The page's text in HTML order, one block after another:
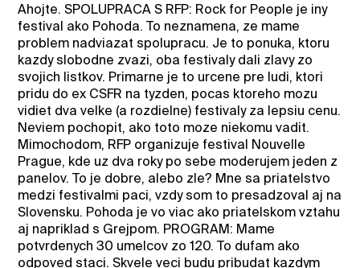
Ahojte. SPOLUPRACA S RFP: Rock for People je iny
festival ako Pohoda. To neznamena, ze mame
problem nadviazat spolupracu. Je to ponuka, ktoru
kazdy slobodne zvazi, oba festivaly dali zlavy zo
svojich listkov. Primarne je to urcene pre ludi, ktori
pridu do ex CSFR na tyzden, pocas ktoreho mozu
vidiet dva velke (a rozdielne) festivaly za lepsiu cenu.
Neviem pochopit, ako toto moze niekomu vadit.
Mimochodom, RFP organizuje festival Nouvelle
Prague, kde uz dva roky po sebe moderujem jeden z
panelov. To je dobre, alebo zle? Mne sa priatelstvo
medzi festivalmi paci, vzdy som to presadzoval aj na
Slovensku. Pohoda je vo viac ako priatelskom vztahu
aj napriklad s Grejpom. PROGRAM: Mame
potvrdenych 30 umelcov zo 120. To dufam ako
odpoved staci. Skvele veci budu pribudat kazdym